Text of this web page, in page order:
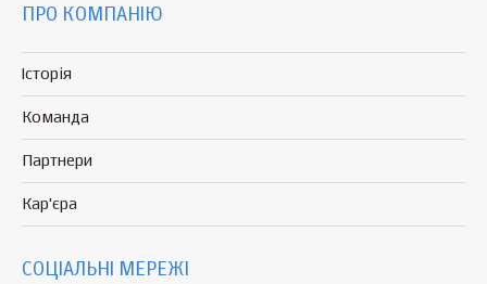
ПРО КОМПАНІЮ
Історія
Команда
Партнери
Кар'єра
СОЦІАЛЬНІ МЕРЕЖІ